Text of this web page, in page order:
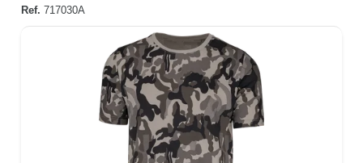
Ref. 717030A